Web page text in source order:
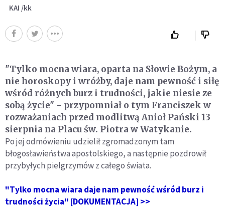
KAI /kk
"Tylko mocna wiara, oparta na Słowie Bożym, a
nie horoskopy i wróżby, daje nam pewność i siłę
wśród różnych burz i trudności, jakie niesie ze
sobą życie" - przypomniał o tym Franciszek w
rozważaniach przed modlitwą Anioł Pański 13
sierpnia na Placu św. Piotra w Watykanie.
Po jej odmówieniu udzielił zgromadzonym tam
błogosławieństwa apostolskiego, a następnie pozdrowił
przybyłych pielgrzymów z całego świata.
"Tylko mocna wiara daje nam pewność wśród burz i
trudności życia" [DOKUMENTACJA] >>